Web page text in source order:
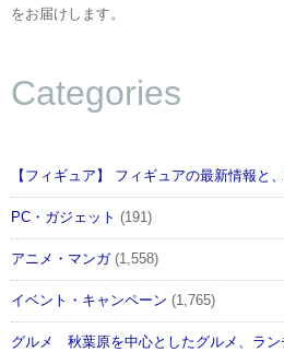
をお届けします。
Categories
【フィギュア】 フィギュアの最新情報と
PC・ガジェット (191)
アニメ・マンガ(1,558)
イベント・キャンペーン (1,765)
グルメ 秋葉原を中心としたグルメ、ラ